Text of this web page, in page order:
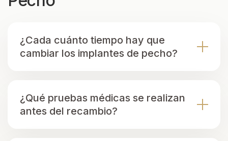
¿Cada cuánto tiempo hay que
cambiar los implantes de pecho?
¿Qué pruebas médicas se realizan
antes del recambio?